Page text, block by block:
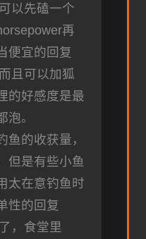
以先磕一个
再
便宜的回复
且可以加狐
的好感度是最
泡。
鱼的收获量，
但是有些小鱼
太在意钓鱼时
性的回复
，食堂里